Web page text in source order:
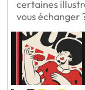
certaines
vous échanger